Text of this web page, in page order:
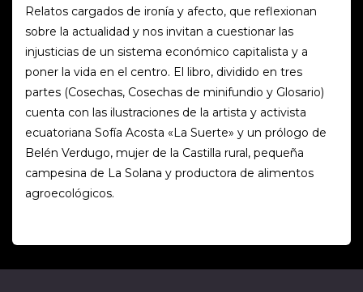
Relatos cargados de ironía y afecto, que reflexionan
sobre la actualidad y nos invitan a cuestionar las
injusticias de un sistema económico capitalista y a
poner la vida en el centro. El libro, dividido en tres
partes (Cosechas, Cosechas de minifundio y Glosario)
cuenta con las ilustraciones de la artista y activista
ecuatoriana Sofía Acosta «La Suerte» y un prólogo de
Belén Verdugo, mujer de la Castilla rural, pequeña
campesina de La Solana y productora de alimentos
agroecológicos.